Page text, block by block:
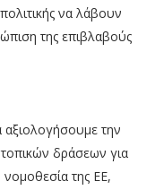
να λάβουν
της επιβλαβούς
αξιολογήσουμε την
δράσεων για
της ΕΕ,